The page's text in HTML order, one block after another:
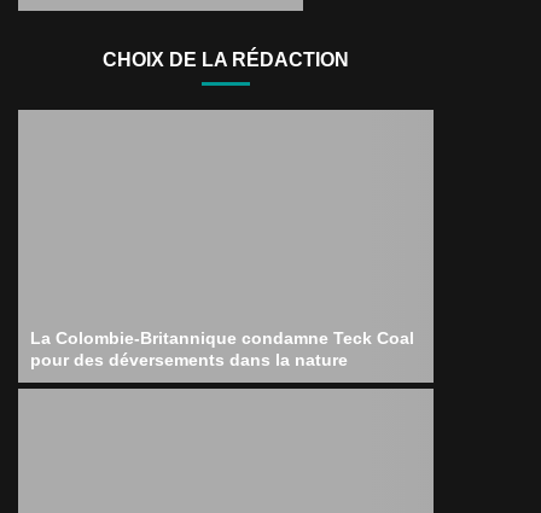
CHOIX DE LA RÉDACTION
La Colombie-Britannique condamne Teck Coal
pour des déversements dans la nature